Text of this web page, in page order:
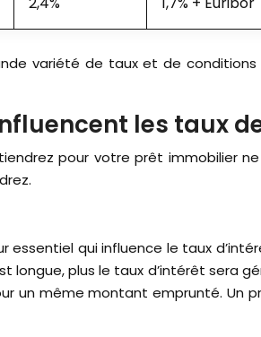
variété de taux et de
les taux
pour votre prêt immobilier
essentiel qui influence le taux
longue, plus le taux d’intérêt sera
un même montant emprunté.